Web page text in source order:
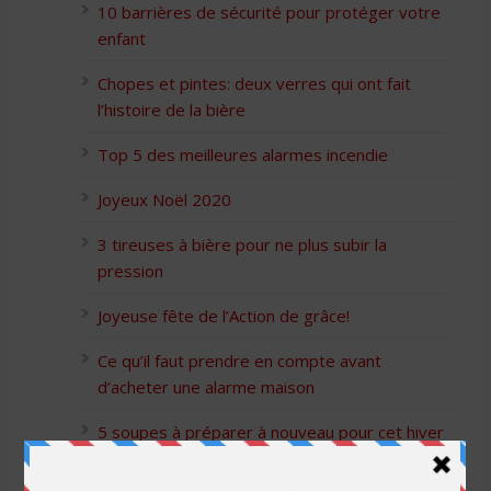
10 barrières de sécurité pour protéger votre
enfant
Chopes et pintes: deux verres qui ont fait
l’histoire de la bière
Top 5 des meilleures alarmes incendie
Joyeux Noël 2020
3 tireuses à bière pour ne plus subir la
pression
Joyeuse fête de l’Action de grâce!
Ce qu’il faut prendre en compte avant
d’acheter une alarme maison
5 soupes à préparer à nouveau pour cet hiver